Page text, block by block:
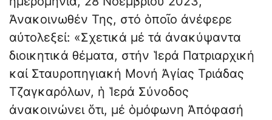
Ἀνακοινωθέν Της, στό ὁποῖο ἀνέφερε
αὐτολεξεί: «Σχετικά μέ τά ἀνακύψαντα
διοικητικά θέματα, στήν Ἱερά Πατριαρχική
καί Σταυροπηγιακή Μονή Ἀγίας Τριάδας
Τζαγκαρόλων, ἡ Ἱερά Σύνοδος
ἀνακοινώνει ὅτι, μέ ὁμόφωνη Ἀπόφασή